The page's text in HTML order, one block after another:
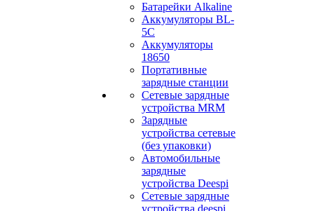
Батарейки Alkaline
Аккумуляторы BL-
5C
Аккумуляторы
18650
Портативные
зарядные станции
Сетевые зарядные
устройства MRM
Зарядные
устройства сетевые
(без упаковки)
Автомобильные
зарядные
устройства Deespi
Сетевые зарядные
устройства deespi